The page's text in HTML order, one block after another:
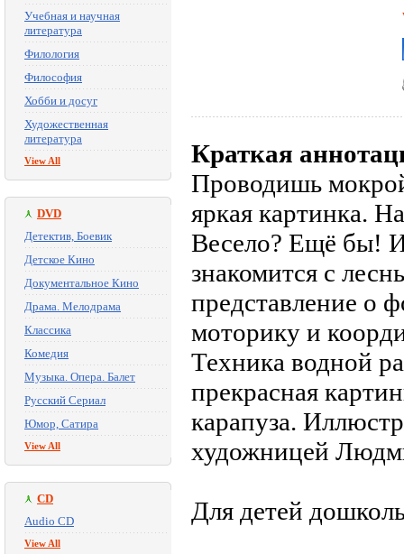
Учебная и научная
литература
Филология
Философия
Хобби и досуг
Художественная
литература
View All
DVD
Детектив, Боевик
Детское Кино
Документальное Кино
Драма. Мелодрама
Классика
Комедия
Музыка. Опера. Балет
Русский Сериал
Юмор, Сатира
View All
CD
Audio CD
View All
Краткая
Проводишь
яркая картинка.
Весело? Ещё бы!
знакомится с
представление о
моторику и
Техника водной
прекрасная
карапуза.
художницей
Для детей